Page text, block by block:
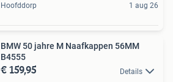
Hoofddorp 1 aug 26
BMW 50 jahre M Naafkappen 56MM
B4555
€ 159,95 Details